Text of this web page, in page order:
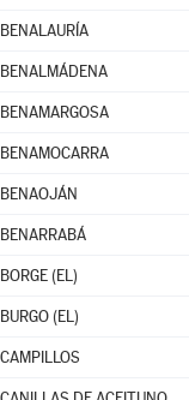
BENALAURÍA
BENALMÁDENA
BENAMARGOSA
BENAMOCARRA
BENAOJÁN
BENARRABÁ
BORGE (EL)
BURGO (EL)
CAMPILLOS